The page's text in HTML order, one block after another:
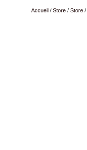
Accueil/ Store/ Store/